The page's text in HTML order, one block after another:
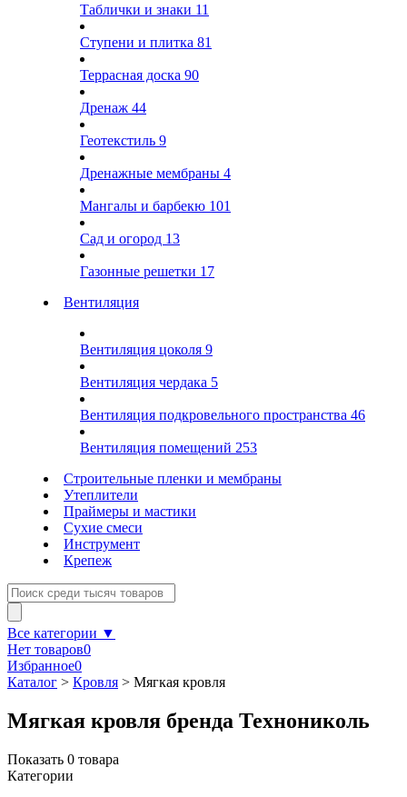
Таблички и знаки 11
Ступени и плитка 81
Террасная доска 90
Дренаж 44
Геотекстиль 9
Дренажные мембраны 4
Мангалы и барбекю 101
Сад и огород 13
Газонные решетки 17
Вентиляция
Вентиляция цоколя 9
Вентиляция чердака 5
Вентиляция подкровельного пространства 46
Вентиляция помещений 253
Строительные пленки и мембраны
Утеплители
Праймеры и мастики
Сухие смеси
Инструмент
Крепеж
Все категории ▼
Нет товаров0
Избранное0
Каталог > Кровля > Мягкая кровля
Мягкая кровля бренда Технониколь
Показать 0 товара
Категории